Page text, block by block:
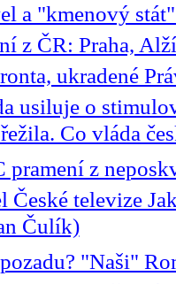
a "kmenový
z ČR: Praha,
ukradené
usiluje o
Co vláda
pramení z
České televize
Čulík)
"Naši"